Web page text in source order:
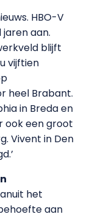
HBO-V
aan.
blijft
vijftien
heel Brabant.
in Breda en
ook een groot
Vivent in Den
het
aan